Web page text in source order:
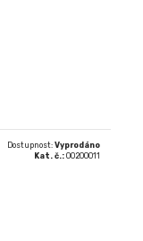
Dostupnost:Vyprodáno
Kat. č.: 00200011